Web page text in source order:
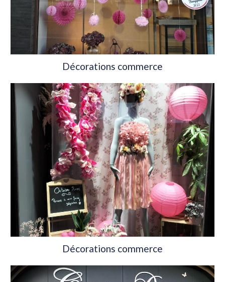
Décorations commerce
Décorations commerce